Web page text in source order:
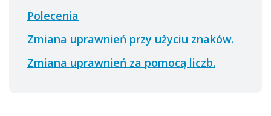
Polecenia
Zmiana uprawnień przy użyciu znaków.
Zmiana uprawnień za pomocą liczb.